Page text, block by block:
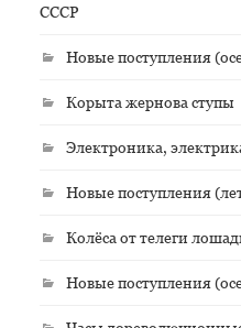
СССР
Новые поступления
Корыта жернова ступы
Электроника,
Новые поступления
Колёса от телеги
Новые поступления